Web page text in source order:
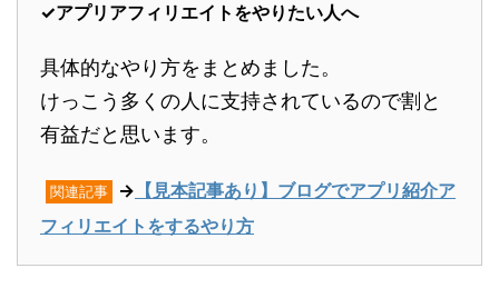
✓アプリアフィリエイトをやりたい人へ
具体的なやり方をまとめました。
けっこう多くの人に支持されているので割と
有益だと思います。
関連記事 → 【見本記事あり】ブログでアプリ紹介ア
フィリエイトをするやり方